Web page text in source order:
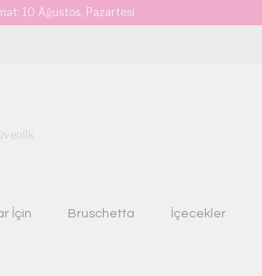
10 Ağustos, Pazartesi
İçin Bruschetta İçecekler